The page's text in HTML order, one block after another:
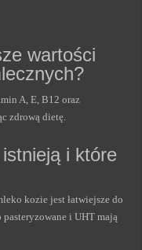
wartości
A, E, B12 oraz
zdrową dietę.
i które
kozie jest łatwiejsze do
i UHT mają